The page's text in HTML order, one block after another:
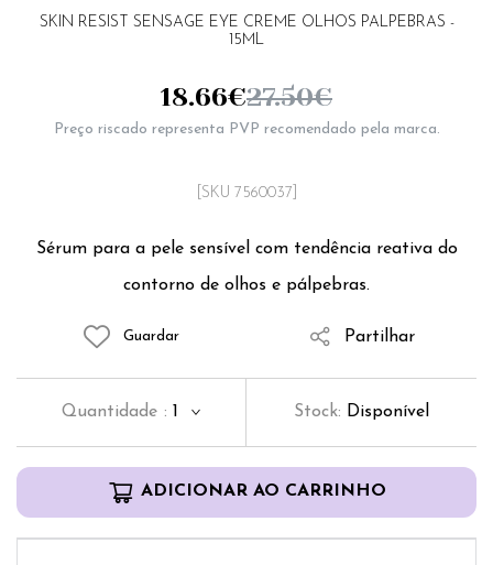
SKIN RESIST SENSAGE EYE CREME OLHOS PALPEBRAS -
15ML
Sérum para a pele sensível com tendência reativa do
contorno de olhos e pálpebras.
[SKU 7560037]
18.66€27.50€
Preço riscado representa PVP recomendado pela marca.
Guardar Partilhar
Quantidade : 1 Stock: Disponível
ADICIONAR AO CARRINHO